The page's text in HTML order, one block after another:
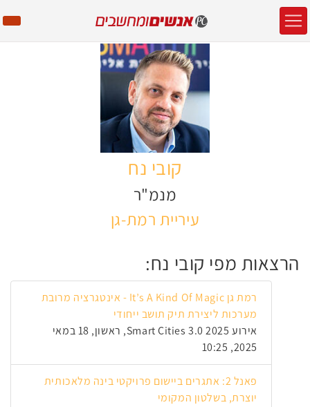
קובי נח
מנמ"ר
עיריית רמת-גן
הרצאות מפי קובי נח:
רמת גן It’s A Kind Of Magic - אינטגרציה מרובת
מערכות ליצירת תיק תושב ייחודי
אירוע Smart Cities 3.0 2025, ראשון, 18 במאי
2025, 10:25
פאנל 2: אתגרים ביישום פרויקטי בינה מלאכותית
יוצרת, בשלטון המקומי